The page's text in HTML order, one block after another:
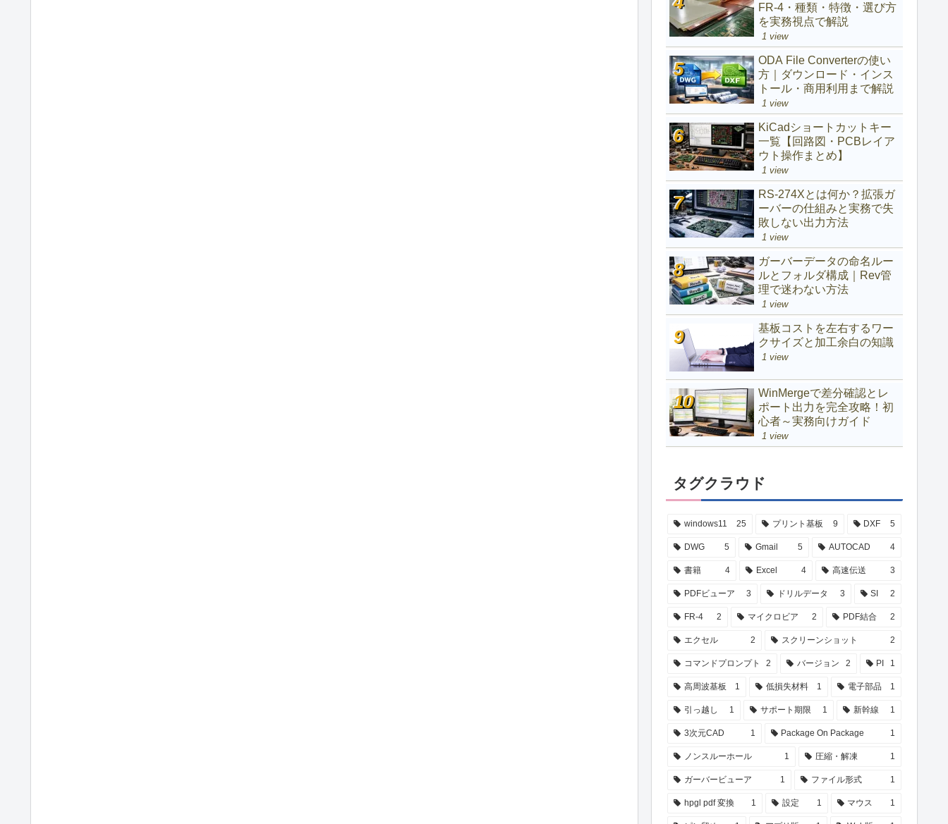
FR-4・種類・特徴・選び方
を実務視点で解説
1 view
ODA File Converterの使い
方｜ダウンロード・インス
トール・商用利用まで解説
1 view
KiCadショートカットキー
一覧【回路図・PCBレイア
ウト操作まとめ】
1 view
RS-274Xとは何か？拡張ガ
ーバーの仕組みと実務で失
敗しない出力方法
1 view
ガーバーデータの命名ルー
ルとフォルダ構成｜Rev管
理で迷わない方法
1 view
基板コストを左右するワー
クサイズと加工余白の知識
1 view
WinMergeで差分確認とレ
ポート出力を完全攻略！初
心者～実務向けガイド
1 view
タグクラウド
windows11 25 プリント基板 9 DXF 5
DWG 5 Gmail 5 AUTOCAD 4
書籍 4 Excel 4 高速伝送 3
PDFビューア 3 ドリルデータ 3 SI 2
FR-4 2 マイクロビア 2 PDF結合 2
エクセル 2 スクリーンショット 2
コマンドプロンプト 2 バージョン 2 PI 1
高周波基板 1 低損失材料 1 電子部品 1
引っ越し 1 サポート期限 1 新幹線 1
3次元CAD 1 Package On Package 1
ノンスルーホール 1 圧縮・解凍 1
ガーバービューア 1 ファイル形式 1
hpgl pdf 変換 1 設定 1 マウス 1